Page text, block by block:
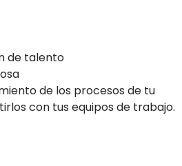
de talento
de los procesos de tu
con tus equipos de trabajo.